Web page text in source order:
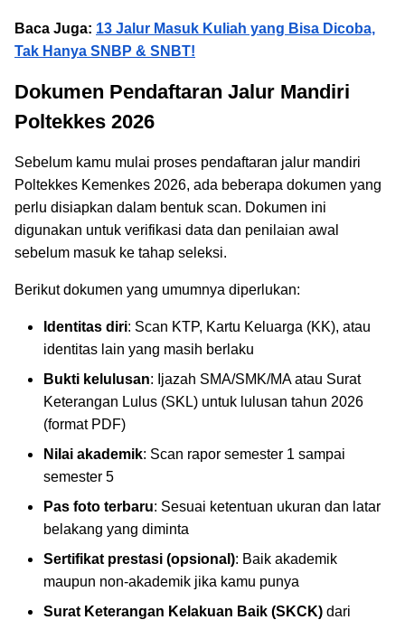
Baca Juga: 13 Jalur Masuk Kuliah yang Bisa Dicoba,
Tak Hanya SNBP & SNBT!
Dokumen Pendaftaran Jalur Mandiri
Poltekkes 2026
Sebelum kamu mulai proses pendaftaran jalur mandiri
Poltekkes Kemenkes 2026, ada beberapa dokumen yang
perlu disiapkan dalam bentuk scan. Dokumen ini
digunakan untuk verifikasi data dan penilaian awal
sebelum masuk ke tahap seleksi.
Berikut dokumen yang umumnya diperlukan:
Identitas diri: Scan KTP, Kartu Keluarga (KK), atau
identitas lain yang masih berlaku
Bukti kelulusan: Ijazah SMA/SMK/MA atau Surat
Keterangan Lulus (SKL) untuk lulusan tahun 2026
(format PDF)
Nilai akademik: Scan rapor semester 1 sampai
semester 5
Pas foto terbaru: Sesuai ketentuan ukuran dan latar
belakang yang diminta
Sertifikat prestasi (opsional): Baik akademik
maupun non-akademik jika kamu punya
Surat Keterangan Kelakuan Baik (SKCK) dari